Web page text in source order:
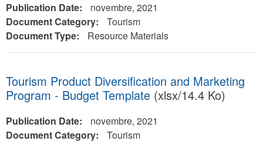
Publication Date:
novembre, 2021
Document Category:
Tourism
Document Type:
Resource Materials
Tourism Product Diversification and Marketing
Program - Budget Template (xlsx/14.4 Ko)
Publication Date:
novembre, 2021
Document Category:
Tourism